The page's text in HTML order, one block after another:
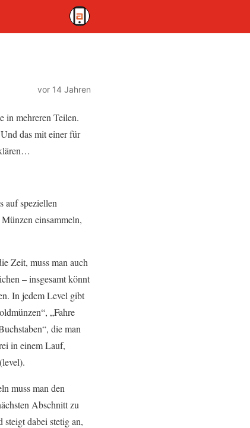
vor 14 Jahren
in mehreren Teilen.
das mit einer für
auf speziellen
einsammeln,
Zeit, muss man auch
– insgesamt könnt
In jedem Level gibt
„Fahre
die man
in einem Lauf,
muss man den
Abschnitt zu
dabei stetig an,